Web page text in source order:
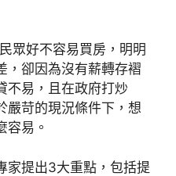
眾好不容易買房，明明
，卻因為沒有薪轉存褶
不易，且在政府打炒
嚴苛的現況條件下，想
容易。
家提出3大重點，包括提